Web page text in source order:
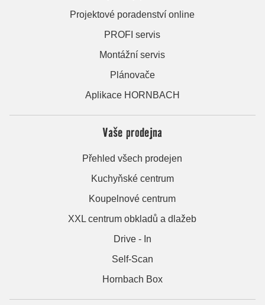
Projektové poradenství online
PROFI servis
Montážní servis
Plánovače
Aplikace HORNBACH
Vaše prodejna
Přehled všech prodejen
Kuchyňské centrum
Koupelnové centrum
XXL centrum obkladů a dlažeb
Drive - In
Self-Scan
Hornbach Box